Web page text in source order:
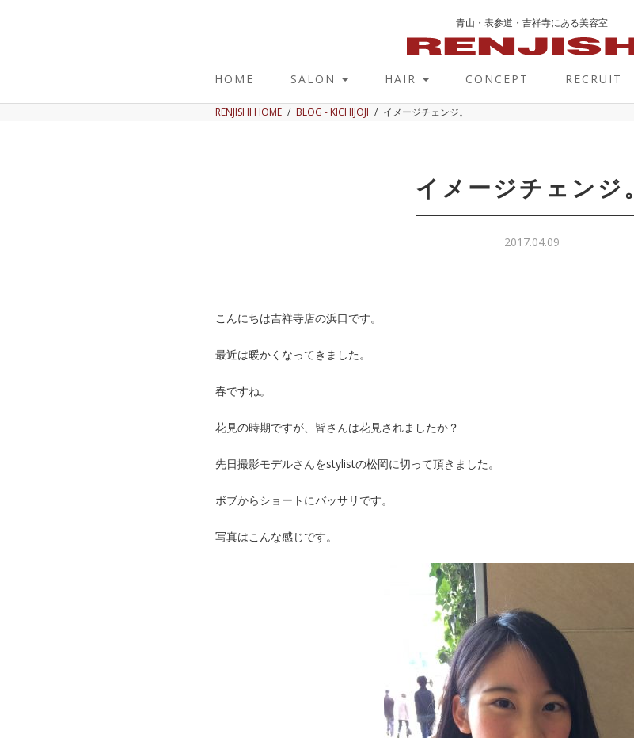
青山・表参道・吉祥寺にある美容室
HOME SALON HAIR CONCEPT RECRUIT
RENJISHI HOME BLOG - KICHIJOJI イメージチェンジ。
イメージチェンジ。
2017.04.09
こんにちは吉祥寺店の浜口です。
最近は暖かくなってきました。
春ですね。
花見の時期ですが、皆さんは花見されましたか？
先日撮影モデルさんをstylistの松岡に切って頂きました。
ボブからショートにバッサリです。
写真はこんな感じです。